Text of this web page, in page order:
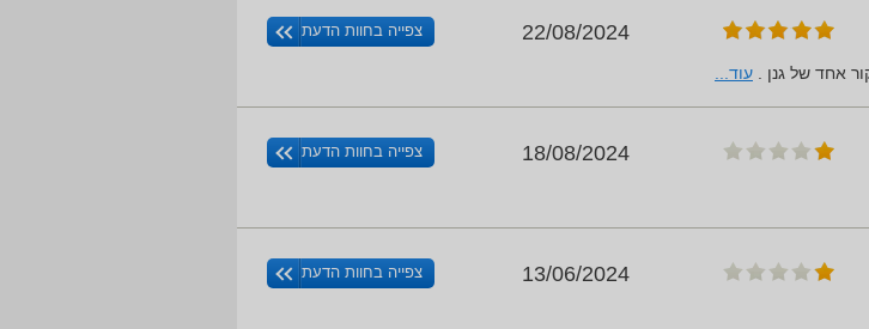
22/08/2024 צפייה בחוות הדעת
אחד של גנן . עוד...
18/08/2024 צפייה בחוות הדעת
13/06/2024 צפייה בחוות הדעת